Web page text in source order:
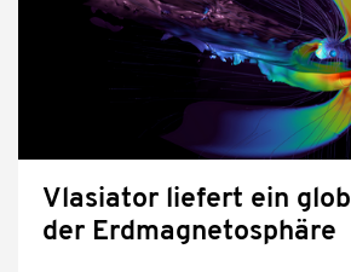
Vlasiator liefert ein
der Erdmagnetosphäre